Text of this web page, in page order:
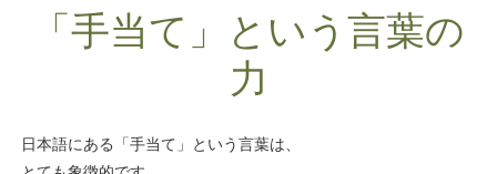
「手当て」という言葉の
力
日本語にある「手当て」という言葉は、